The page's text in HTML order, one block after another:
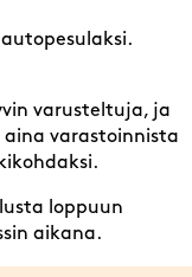
varusteltuja, ja
varastoinnista
loppuun
aikana.